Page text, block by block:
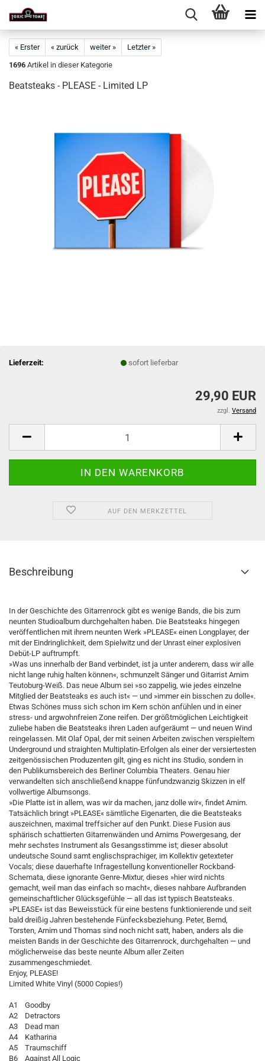
« Erster « zurück weiter »
Letzter »
1696 Artikel in dieser Kategorie
Beatsteaks - PLEASE - Limited LP
Lieferzeit: sofort lieferbar
29,90 EUR
zzgl. Versand
AUF DEN MERKZETTEL
Beschreibung
In der Geschichte des Gitarrenrock gibt es wenige Bands, die bis zum
neunten Studioalbum durchgehalten haben. Die Beatsteaks hingegen
veröffentlichen mit ihrem neunten Werk »PLEASE« einen Longplayer, der
mit der Eindringlichkeit, dem Spielwitz und der Unrast einer explosiven
Debüt-LP auftrumpft.
»Was uns innerhalb der Band verbindet, ist ja unter anderem, dass wir alle
nicht lange ruhig halten können«, schmunzelt Sänger und Gitarrist Arnim
Teutoburg-Weiß. Das neue Album sei »so zappelig, wie jedes einzelne
Mitglied der Beatsteaks es auch ist« — und »immer ein bisschen zu dolle«.
Etwas Schönes muss sich schon im Kern schön anfühlen und in einer
stress- und argwohnfreien Zone reifen. Der größtmöglichen Leichtigkeit
zuliebe haben die Beatsteaks ihren Laden aufgeräumt — und neuen Wind
reingelassen. Mit Olaf Opal, der mit seinen Arbeiten zwischen verspieltem
Underground und straighten Multiplatin-Erfolgen als einer der versiertesten
zeitgenössischen Produzenten gilt, ging es nicht ins Studio, sondern in
den Publikumsbereich des Berliner Columbia Theaters. Genau hier
verwandelten sich anschließend knappe fünfundzwanzig Skizzen in elf
vollwertige Albumsongs.
»Die Platte ist in allem, was wir da machen, janz dolle wir«, findet Arnim.
Tatsächlich bringt »PLEASE« sämtliche Eigenarten, die die Beatsteaks
auszeichnen, maximal treffsicher auf den Punkt. Diese Fusion aus
sphärisch schattierten Gitarrenwänden und Arnims Powergesang, der
mehr sechstes Instrument als Gesangsstimme ist; dieser absolut
undeutsche Sound samt englischsprachiger, im Kollektiv getexteter
Vocals; diese dauerhafte Infragestellung konventioneller Rockband-
Schemata, diese ignorante Genre-Mixtur, dieses »hier wird nichts
gemacht, weil man das einfach so macht«, dieses nahbare Aufbranden
gemeinschaftlicher Glücksgefühle — all das ist typisch Beatsteaks.
»PLEASE« ist das Beweisstück für eine bestens funktionierende und seit
bald dreißig Jahren bestehende Fünfecksbeziehung. Peter, Bernd,
Torsten, Arnim und Thomas sind noch nicht satt, haben, anders als die
meisten Bands in der Geschichte des Gitarrenrock, durchgehalten — und
möglicherweise das beste neunte Album aller Zeiten
zusammengeschmiedet.
Enjoy, PLEASE!
Limited White Vinyl (5000 Copies!)
A1 Goodby
A2 Detractors
A3 Dead man
A4 Katharina
A5 Traumschiff
B6 Against All Logic